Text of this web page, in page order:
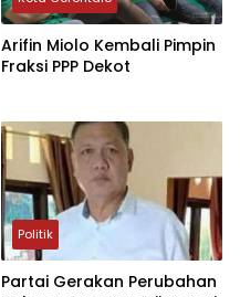
Arifin Miolo Kembali Pimpin
Fraksi PPP Dekot
Politik
Partai Gerakan Perubahan